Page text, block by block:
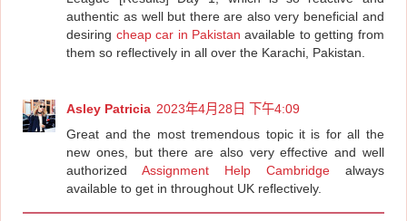
authentic as well but there are also very beneficial and
desiring cheap car in Pakistan available to getting from
them so reflectively in all over the Karachi, Pakistan.
Asley Patricia 2023年4月28日 下午4:09
Great and the most tremendous topic it is for all the
new ones, but there are also very effective and well
authorizedAssignment Help Cambridgealways
available to get in throughout UK reflectively.